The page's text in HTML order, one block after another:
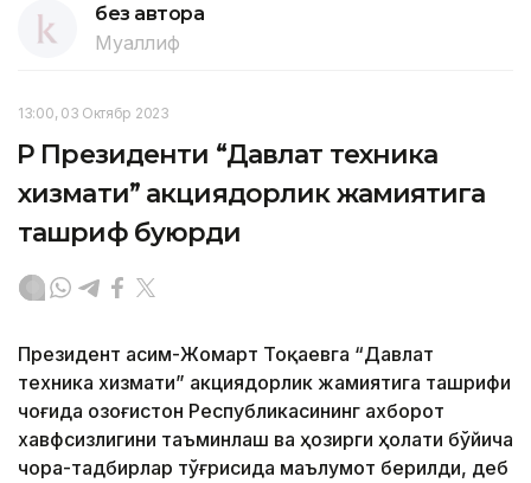
без автора
Муаллиф
13:00, 03 Октябр 2023
ҚР Президенти “Давлат техника
хизмати” акциядорлик жамиятига
ташриф буюрди
Президент Қасим-Жомарт Тоқаевга “Давлат
техника хизмати” акциядорлик жамиятига ташрифи
чоғида Қозоғистон Республикасининг ахборот
хавфсизлигини таъминлаш ва ҳозирги ҳолати бўйича
чора-тадбирлар тўғрисида маълумот берилди, деб